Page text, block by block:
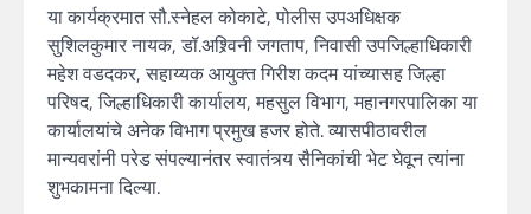
या कार्यक्रमात सौ.स्नेहल कोकाटे, पोलीस उपअधिक्षक
सुशिलकुमार नायक, डॉ.अश्र्विनी जगताप, निवासी उपजिल्हाधिकारी
महेश वडदकर, सहाय्यक आयुक्त गिरीश कदम यांच्यासह जिल्हा
परिषद, जिल्हाधिकारी कार्यालय, महसुल विभाग, महानगरपालिका या
कार्यालयांचे अनेक विभाग प्रमुख हजर होते. व्यासपीठावरील
मान्यवरांनी परेड संपल्यानंतर स्वातंत्र्य सैनिकांची भेट घेवून त्यांना
शुभकामना दिल्या.